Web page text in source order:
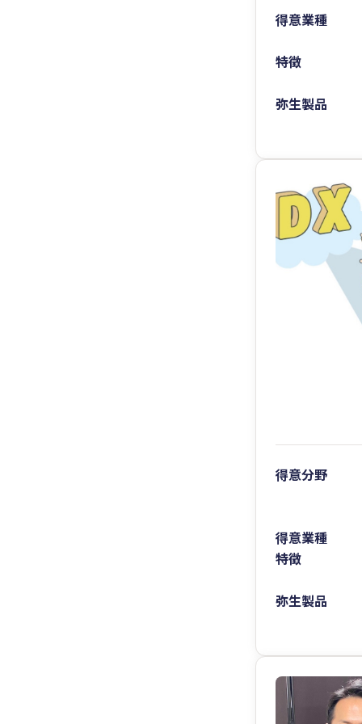
得意業種
特徴
弥生製品
得意分野
得意業種
特徴
弥生製品